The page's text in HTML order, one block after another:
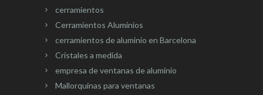
cerramientos
Cerramientos Aluminios
cerramientos de aluminio en Barcelona
Cristales a medida
empresa de ventanas de aluminio
Mallorquinas para ventanas